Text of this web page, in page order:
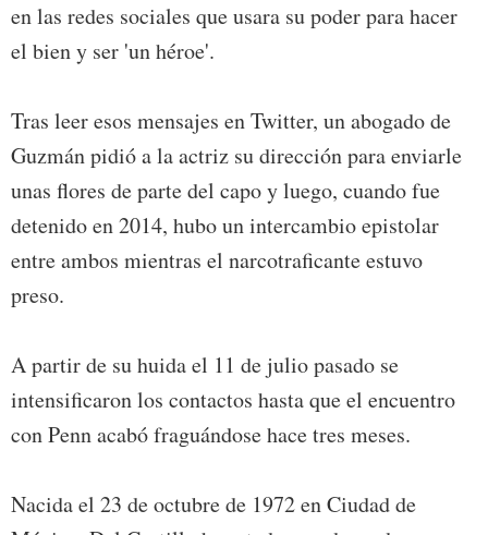
en las redes sociales que usara su poder para hacer
el bien y ser 'un héroe'.
Tras leer esos mensajes en Twitter, un abogado de
Guzmán pidió a la actriz su dirección para enviarle
unas flores de parte del capo y luego, cuando fue
detenido en 2014, hubo un intercambio epistolar
entre ambos mientras el narcotraficante estuvo
preso.
A partir de su huida el 11 de julio pasado se
intensificaron los contactos hasta que el encuentro
con Penn acabó fraguándose hace tres meses.
Nacida el 23 de octubre de 1972 en Ciudad de